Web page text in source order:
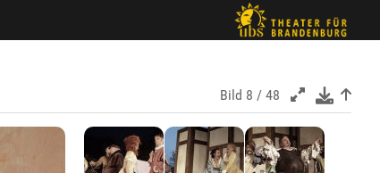
Bild 8 / 48